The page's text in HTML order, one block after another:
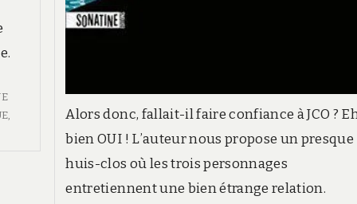
,
Alors donc, fallait-il faire confiance à JCO ?
bien OUI ! L’auteur nous propose un presque
huis-clos où les trois personnages
entretiennent une bien étrange relation.